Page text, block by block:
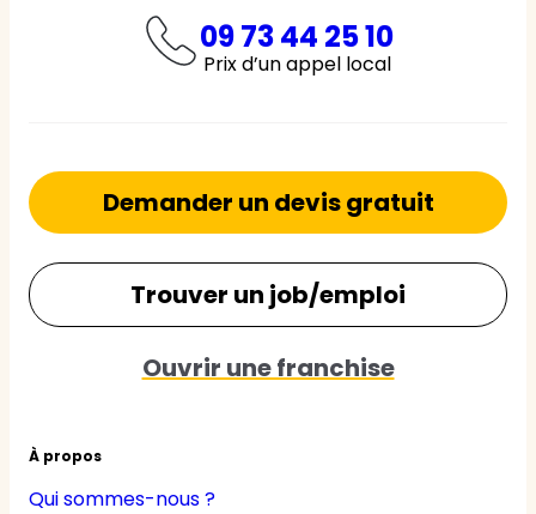
09 73 44 25 10
Prix d’un appel local
À propos
Qui sommes-nous ?
Demander un devis gratuit
Trouver un job/emploi
Ouvrir une franchise